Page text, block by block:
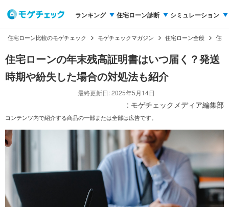
ランキング 住宅ローン診断 シミュレーション
住宅ローン比較のモゲチェック モゲチェックマガジン 住宅ローン全般 住宅
住宅ローンの年末残高証明書はいつ届く？発送
時期や紛失した場合の対処法も紹介
最終更新日: 2025年5月14日
: モゲチェックメディア編集部
コンテンツ内で紹介する商品の一部または全部は広告です。